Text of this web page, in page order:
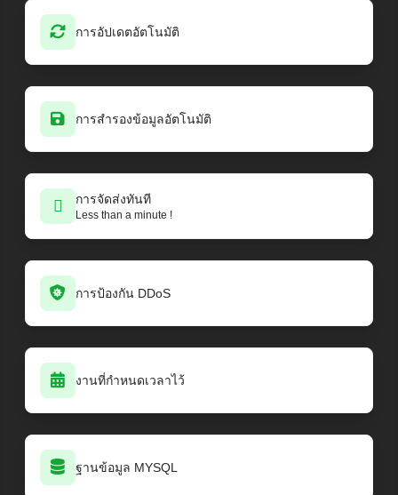
การอัปเดตอัตโนมัติ
การสำรองข้อมูลอัตโนมัติ
การจัดส่งทันที
Less than a minute !
การป้องกัน DDoS
งานที่กำหนดเวลาไว้
ฐานข้อมูล MYSQL